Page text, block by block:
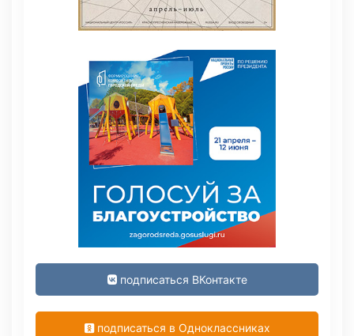
подписаться ВКонтакте
подписаться в Одноклассниках